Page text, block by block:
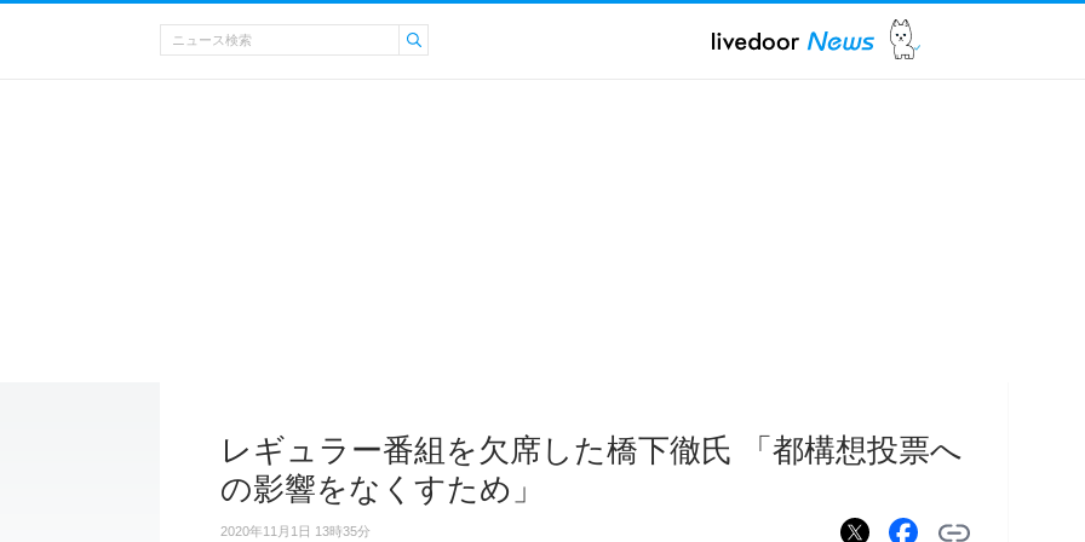
レギュラー番組を欠席した橋下徹氏 「都構想投票へ
の影響をなくすため」
2020年11月1日 13時35分